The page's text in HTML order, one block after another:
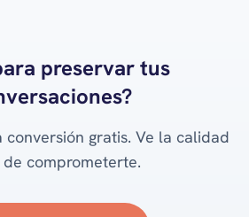
preservar tus
gratis. Ve la calidad
de comprometerte.